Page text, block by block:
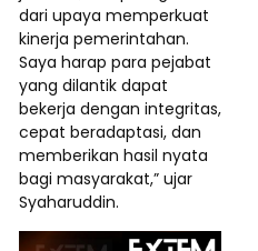
dari upaya memperkuat
kinerja pemerintahan.
Saya harap para pejabat
yang dilantik dapat
bekerja dengan integritas,
cepat beradaptasi, dan
memberikan hasil nyata
bagi masyarakat,” ujar
Syaharuddin.